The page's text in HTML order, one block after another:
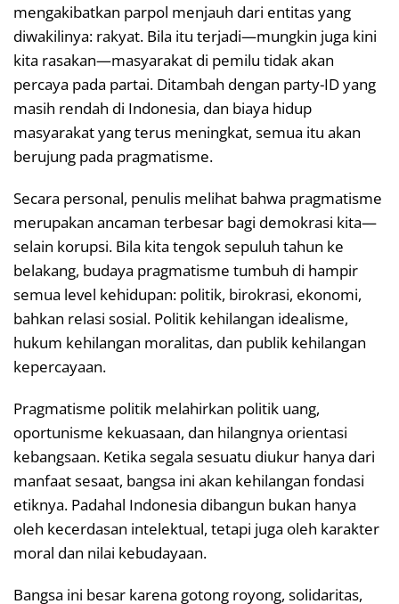
mengakibatkan parpol menjauh dari entitas yang
diwakilinya: rakyat. Bila itu terjadi—mungkin juga kini
kita rasakan—masyarakat di pemilu tidak akan
percaya pada partai. Ditambah dengan party-ID yang
masih rendah di Indonesia, dan biaya hidup
masyarakat yang terus meningkat, semua itu akan
berujung pada pragmatisme.
Secara personal, penulis melihat bahwa pragmatisme
merupakan ancaman terbesar bagi demokrasi kita—
selain korupsi. Bila kita tengok sepuluh tahun ke
belakang, budaya pragmatisme tumbuh di hampir
semua level kehidupan: politik, birokrasi, ekonomi,
bahkan relasi sosial. Politik kehilangan idealisme,
hukum kehilangan moralitas, dan publik kehilangan
kepercayaan.
Pragmatisme politik melahirkan politik uang,
oportunisme kekuasaan, dan hilangnya orientasi
kebangsaan. Ketika segala sesuatu diukur hanya dari
manfaat sesaat, bangsa ini akan kehilangan fondasi
etiknya. Padahal Indonesia dibangun bukan hanya
oleh kecerdasan intelektual, tetapi juga oleh karakter
moral dan nilai kebudayaan.
Bangsa ini besar karena gotong royong, solidaritas,